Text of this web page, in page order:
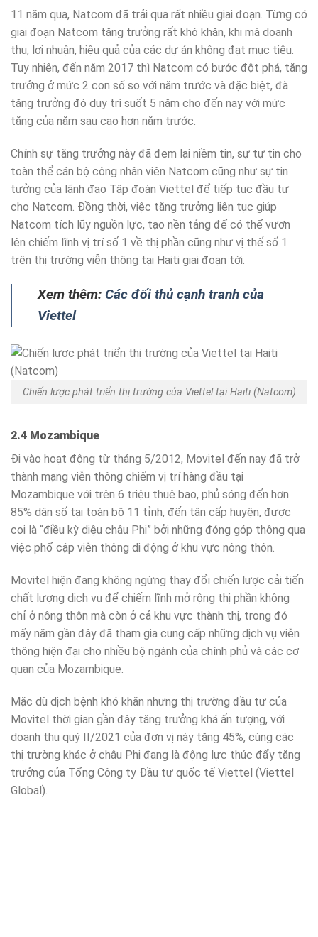
11 năm qua, Natcom đã trải qua rất nhiều giai đoạn. Từng có
giai đoạn Natcom tăng trưởng rất khó khăn, khi mà doanh
thu, lợi nhuận, hiệu quả của các dự án không đạt mục tiêu.
Tuy nhiên, đến năm 2017 thì Natcom có bước đột phá, tăng
trưởng ở mức 2 con số so với năm trước và đặc biệt, đà
tăng trưởng đó duy trì suốt 5 năm cho đến nay với mức
tăng của năm sau cao hơn năm trước.
Chính sự tăng trưởng này đã đem lại niềm tin, sự tự tin cho
toàn thể cán bộ công nhân viên Natcom cũng như sự tin
tưởng của lãnh đạo Tập đoàn Viettel để tiếp tục đầu tư
cho Natcom. Đồng thời, việc tăng trưởng liên tục giúp
Natcom tích lũy nguồn lực, tạo nền tảng để có thể vươn
lên chiếm lĩnh vị trí số 1 về thị phần cũng như vị thế số 1
trên thị trường viễn thông tại Haiti giai đoạn tới.
Xem thêm: Các đối thủ cạnh tranh của
Viettel
Chiến lược phát triển thị trường của Viettel tại Haiti (Natcom)
2.4 Mozambique
Đi vào hoạt động từ tháng 5/2012, Movitel đến nay đã trở
thành mạng viễn thông chiếm vị trí hàng đầu tại
Mozambique với trên 6 triệu thuê bao, phủ sóng đến hơn
85% dân số tại toàn bộ 11 tỉnh, đến tận cấp huyện, được
coi là “điều kỳ diệu châu Phi” bởi những đóng góp thông qua
việc phổ cập viễn thông di động ở khu vực nông thôn.
Movitel hiện đang không ngừng thay đổi chiến lược cải tiến
chất lượng dịch vụ để chiếm lĩnh mở rộng thị phần không
chỉ ở nông thôn mà còn ở cả khu vực thành thị, trong đó
mấy năm gần đây đã tham gia cung cấp những dịch vụ viễn
thông hiện đại cho nhiều bộ ngành của chính phủ và các cơ
quan của Mozambique.
Mặc dù dịch bệnh khó khăn nhưng thị trường đầu tư của
Movitel thời gian gần đây tăng trưởng khá ấn tượng, với
doanh thu quý II/2021 của đơn vị này tăng 45%, cùng các
thị trường khác ở châu Phi đang là động lực thúc đẩy tăng
trưởng của Tổng Công ty Đầu tư quốc tế Viettel (Viettel
Global).